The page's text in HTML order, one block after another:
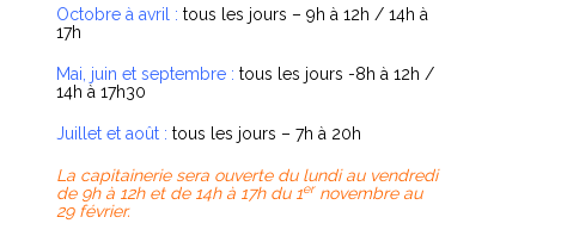
Octobre à avril : tous les jours – 9h à 12h / 14h à
17h
Mai, juin et septembre : tous les jours -8h à 12h /
14h à 17h30
Juillet et août : tous les jours – 7h à 20h
La capitainerie sera ouverte du lundi au vendredi
de 9h à 12h et de 14h à 17h du 1ernovembre au
29 février.